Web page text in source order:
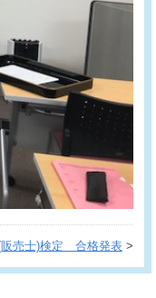
販売士)検定 合格発表>